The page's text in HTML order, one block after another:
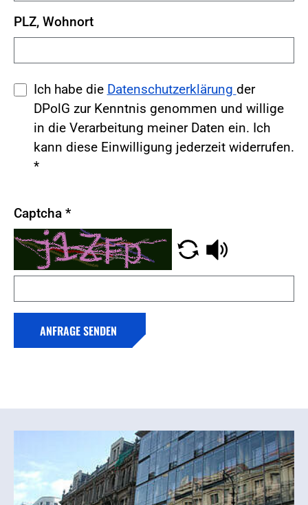
PLZ, Wohnort
Ich habe die Datenschutzerklärung der
DPolG zur Kenntnis genommen und willige
in die Verarbeitung meiner Daten ein. Ich
kann diese Einwilligung jederzeit widerrufen.
*
Captcha *
ANFRAGE SENDEN